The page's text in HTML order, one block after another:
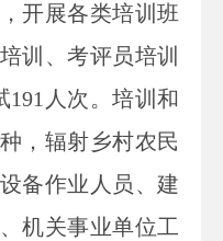
开展各类培训班
训、考评员培训
191人次。培训和
，辐射乡村农民
备作业人员、建
机关事业单位工